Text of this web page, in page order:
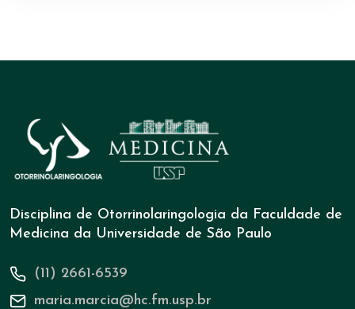
Disciplina de Otorrinolaringologia da Faculdade de
Medicina da Universidade de São Paulo
(11) 2661-6539
maria.marcia@hc.fm.usp.br